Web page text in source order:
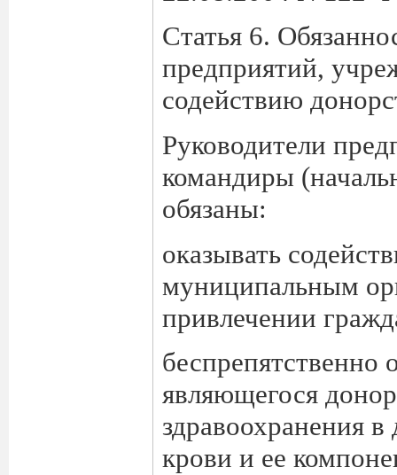
Статья 6.
предприятий,
содействию
Руководители
командиры
обязаны:
оказывать
муниципальным
привлечении
беспрепятственно
являющегося
здравоохранения
крови и ее